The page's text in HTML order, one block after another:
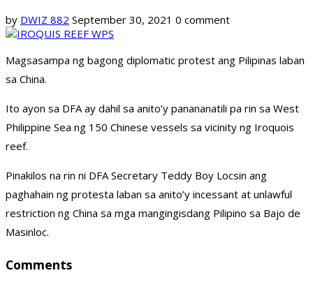
by DWIZ 882 September 30, 2021 0 comment
Magsasampa ng bagong diplomatic protest ang Pilipinas laban
sa China.
Ito ayon sa DFA ay dahil sa anito’y panananatili pa rin sa West
Philippine Sea ng 150 Chinese vessels sa vicinity ng Iroquois
reef.
Pinakilos na rin ni DFA Secretary Teddy Boy Locsin ang
paghahain ng protesta laban sa anito’y incessant at unlawful
restriction ng China sa mga mangingisdang Pilipino sa Bajo de
Masinloc.
Comments